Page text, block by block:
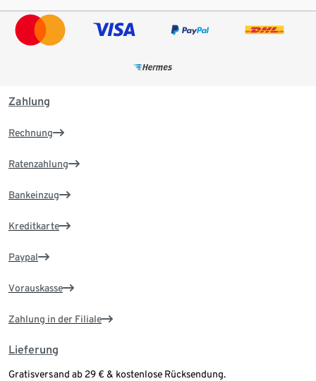
Zahlung
Rechnung
Ratenzahlung
Bankeinzug
Kreditkarte
Paypal
Vorauskasse
Zahlung in der Filiale
Lieferung
Gratisversand ab 29 € & kostenlose Rücksendung.